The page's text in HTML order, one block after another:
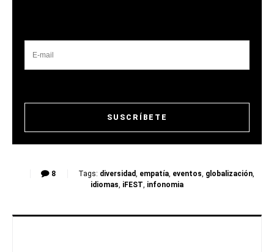
8 Tags: diversidad empatía, eventos globalización,
idiomas iFEST infonomia